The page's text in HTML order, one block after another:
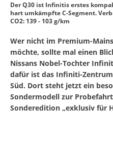
Der Q30 ist Infinitis erstes
hart umkämpfte C-Segment.
CO2: 139 - 103 g/km
Wer nicht im Premium-
möchte, sollte mal einen
Nissans Nobel-Tochter
dafür ist das Infiniti-
Süd. Dort steht jetzt ein
Sondermodell zur
Sonderedition „exklusiv für